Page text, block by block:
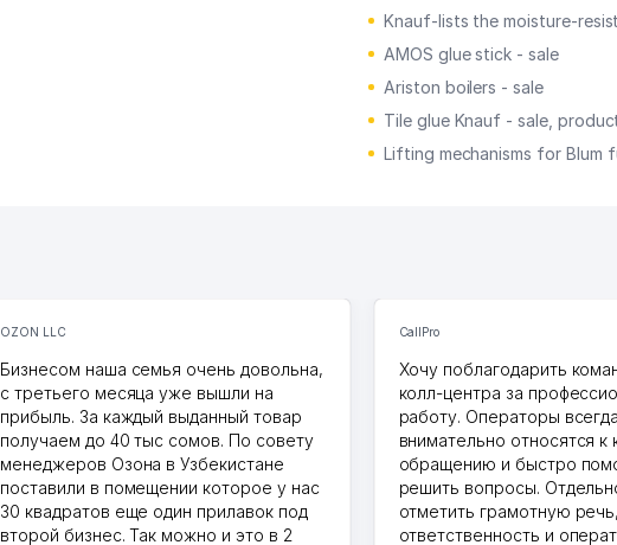
Knauf-lists the moisture-
AMOS glue stick - sale
Ariston boilers - sale
Tile glue Knauf - sale,
Lifting mechanisms for Blum
OZON LLC
Бизнесом наша семья очень довольна,
с третьего месяца уже вышли на
прибыль. За каждый выданный товар
получаем до 40 тыс сомов. По совету
менеджеров Озона в Узбекистане
поставили в помещении которое у нас
30 квадратов еще один прилавок под
второй бизнес. Так можно и это в 2
CallPro
Хочу поблагодарить
колл-центра за
работу. Операторы
внимательно относятся к
обращению и быстро
решить вопросы.
отметить грамотную речь,
ответственность и